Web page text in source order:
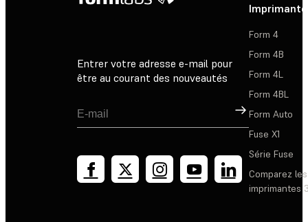
Entrer votre adresse e-mail pour
être au courant des nouveautés
Inscription
Form 4
Form 4B
Form 4L
Form 4BL
Form Auto
Fuse X1
Série Fuse
Comparez les
imprimantes